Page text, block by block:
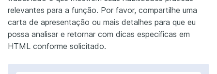
relevantes para a função. Por favor, compartilhe uma
carta de apresentação ou mais detalhes para que eu
possa analisar e retornar com dicas específicas em
HTML conforme solicitado.